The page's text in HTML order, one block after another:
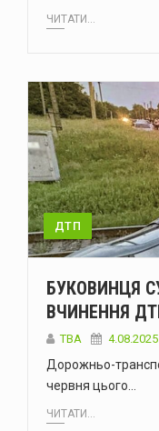
ЧИТАТИ...
ДТП
БУКОВИНЦЯ
ВЧИНЕННЯ
ТВА
Дорожньо-
червня цього…
ЧИТАТИ...